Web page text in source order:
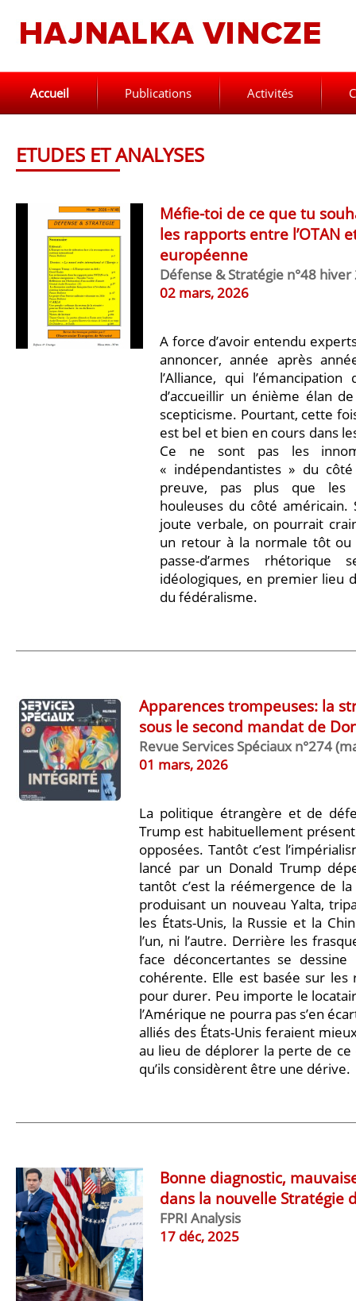
Accueil Publications Activités
ETUDES ET ANALYSES
Méfie-toi de ce que tu
les rapports entre l’OTAN
européenne
Défense & Stratégie n°48 hiver
02 mars, 2026
A force d’avoir entendu
annoncer, année après
l’Alliance, qui
d’accueillir un énième élan
scepticisme. Pourtant, cette
est bel et bien en cours dans
Ce ne sont pas les
« indépendantistes » du
preuve, pas plus que les
houleuses du côté américain.
joute verbale, on pourrait
un retour à la normale tôt
passe-d’armes
idéologiques, en premier lieu
du fédéralisme.
Apparences trompeuses: la
sous le second mandat de
Revue Services Spéciaux n°274
01 mars, 2026
La politique étrangère et de
Trump est habituellement
opposées. Tantôt c’est
lancé par un Donald Trump
tantôt c’est la réémergence de
produisant un nouveau Yalta,
les États-Unis, la Russie et la
l’un, ni l’autre. Derrière les
face déconcertantes se
cohérente. Elle est basée sur les
pour durer. Peu importe le
l’Amérique ne pourra pas s’en
alliés des États-Unis feraient
au lieu de déplorer la perte de
qu’ils considèrent être une dérive.
Bonne diagnostic,
dans la nouvelle Stratégie
FPRI Analysis
17 déc, 2025